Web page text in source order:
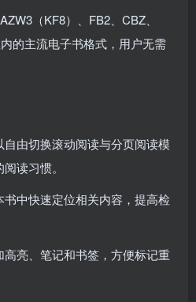
（KF8）、FB2、CBZ、
的主流电子书格式，用户无需
自由切换滚动阅读与分页阅读模
读习惯。
书中快速定位相关内容，提高检
高亮、笔记和书签，方便标记重